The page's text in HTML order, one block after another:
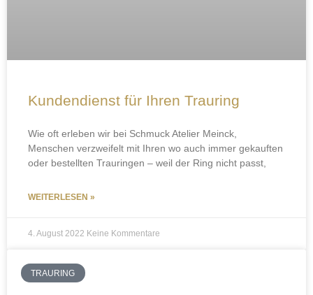
Kundendienst für Ihren Trauring
Wie oft erleben wir bei Schmuck Atelier Meinck,
Menschen verzweifelt mit Ihren wo auch immer gekauften
oder bestellten Trauringen – weil der Ring nicht passt,
WEITERLESEN »
4. August 2022 Keine Kommentare
TRAURING